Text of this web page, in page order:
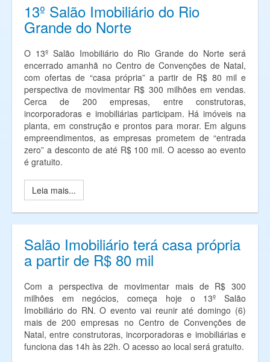
13º Salão Imobiliário do Rio
Grande do Norte
O 13º Salão Imobiliário do Rio Grande do Norte será
encerrado amanhã no Centro de Convenções de Natal,
com ofertas de “casa própria” a partir de R$ 80 mil e
perspectiva de movimentar R$ 300 milhões em vendas.
Cerca de 200 empresas, entre construtoras,
incorporadoras e imobiliárias participam. Há imóveis na
planta, em construção e prontos para morar. Em alguns
empreendimentos, as empresas prometem de “entrada
zero” a desconto de até R$ 100 mil. O acesso ao evento
é gratuito.
Leia mais...
Salão Imobiliário terá casa própria
a partir de R$ 80 mil
Com a perspectiva de movimentar mais de R$ 300
milhões em negócios, começa hoje o 13º Salão
Imobiliário do RN. O evento vai reunir até domingo (6)
mais de 200 empresas no Centro de Convenções de
Natal, entre construtoras, incorporadoras e imobiliárias e
funciona das 14h às 22h. O acesso ao local será gratuito.